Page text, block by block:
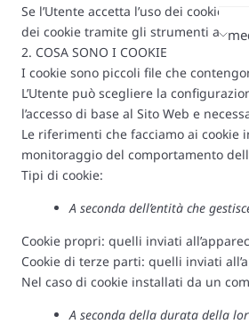
Se l’Utente accetta l’uso dei cookie,
dei cookie tramite gli strumenti
2. COSA SONO I COOKIE
I cookie sono piccoli file che
L’Utente può scegliere la
l’accesso di base al Sito Web e
Le riferimenti che facciamo ai cookie
monitoraggio del comportamento
Tipi di cookie:
A seconda dell’entità che
Cookie propri: quelli inviati
Cookie di terze parti: quelli inviati
Nel caso di cookie installati da un
A seconda della durata della